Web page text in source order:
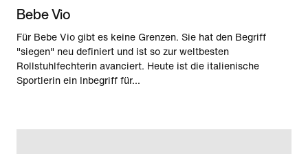
Bebe Vio
Für Bebe Vio gibt es keine Grenzen. Sie hat den Begriff
"siegen" neu definiert und ist so zur weltbesten
Rollstuhlfechterin avanciert. Heute ist die italienische
Sportlerin ein Inbegriff für...